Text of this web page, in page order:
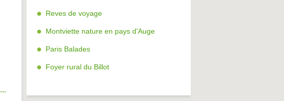
…
Reves de voyage
Montviette nature en pays d'Auge
Paris Balades
Foyer rural du Billot